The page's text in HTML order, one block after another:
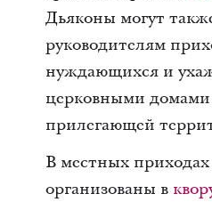
Дьяконы могут
руководителям
нуждающихся и
церковными
прилегающей
В местных
организованы в